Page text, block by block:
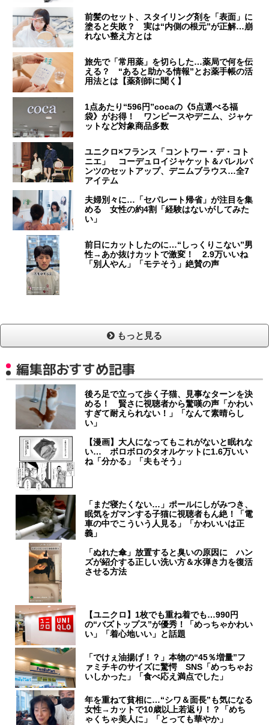
前髪のセット、スタイリング剤を「表面」に
塗ると失敗？ 実は“内側の根元”が正解…崩
れない整え方とは
旅先で「常用薬」を切らした…薬局で何を伝
える？ “あると助かる情報”とお薬手帳の活
用法とは【薬剤師に聞く】
1点あたり“596円”cocaの《5点選べる福
袋》がお得！ ワンピースやデニム、ジャケ
ットなど対象商品多数
ユニクロ×フランス「コントワー・デ・コト
ニエ」 コーデュロイジャケット＆バレルパ
ンツのセットアップ、デニムブラウス…全7
アイテム
夫婦別々に…「セパレート帰省」が注目を集
める 女性の約4割「経験はないがしてみた
い」
前日にカットしたのに…“しっくりこない”男
性→あか抜けカットで激変！ 2.9万いいね
「別人やん」「モテそう」絶賛の声
もっと見る
編集部おすすめ記事
後ろ足で立って歩く子猫、見事なターンを決
める！ 賢さに視聴者から驚嘆の声「かわい
すぎて耐えられない！」「なんて素晴らし
い」
【漫画】大人になってもこれがないと眠れな
い… ボロボロのタオルケットに1.6万いい
ね「分かる」「夫もそう」
「まだ寝たくない…」ポールにしがみつき、
眠気をガマンする子猫に視聴者もん絶！「電
車の中でこういう人見る」「かわいいは正
義」
「ぬれた傘」放置すると臭いの原因に ハン
ズが紹介する正しい洗い方＆水弾き力を復活
させる方法
【ユニクロ】1枚でも重ね着でも…990円
の“バズトップス”が優秀！「めっちゃかわい
い」「着心地いい」と話題
「でけぇ油揚げ！？」本物の“45％増量”フ
ァミチキのサイズに驚愕 SNS「めっちゃお
いしかった」「食べ応え満点でした」
年を重ねて貧相に…“シワ＆面長”も気になる
女性→カットで10歳以上若返り！？「めち
ゃくちゃ美人に」「とっても華やか」